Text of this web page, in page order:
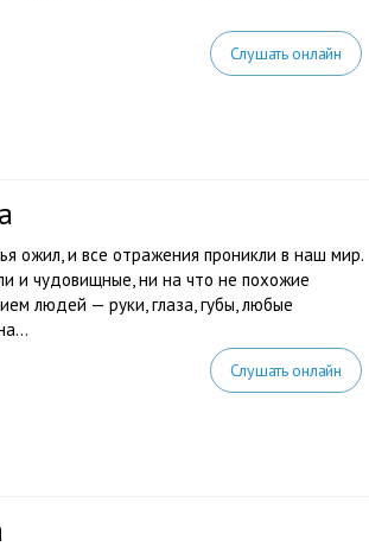
Слушать онлайн
ожил, и все отражения проникли в наш мир.
и чудовищные, ни на что не похожие
людей — руки, глаза, губы, любые
Слушать онлайн